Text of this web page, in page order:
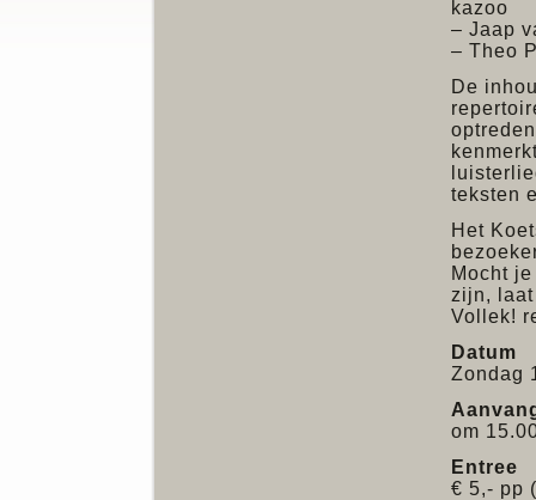
kazoo
– Jaap
– Theo
De
teksten
Het
Mocht
zijn,
Vollek!
Datum
Zondag
om
Entree
€ 5,- pp (